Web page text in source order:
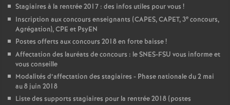
Stagiaires à la rentrée 2017 : des infos utiles pour vous !
Inscription aux concours enseignants (CAPES, CAPET, 3e concours,
Agrégation), CPE et PsyEN
Postes offerts aux concours 2018 en forte baisse!
Affectation des lauréats de concours : le SNES-FSU vous informe et
vous conseille
Modalités d’affectation des stagiaires - Phase nationale du 2 mai
au 8 juin 2018
Liste des supports stagiaires pour la rentrée 2018 (postes